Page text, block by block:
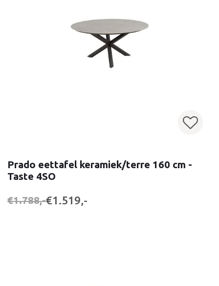
Prado eettafel keramiek/terre 160 cm -
Taste 4SO
€1.788,-€1.519,-